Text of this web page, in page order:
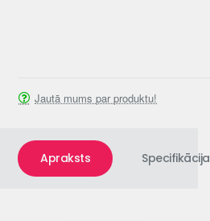
Jautā mums par produktu!
Apraksts Specifikācija